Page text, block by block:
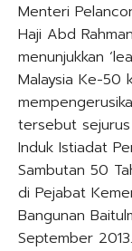
Menteri
Haji Abd
menunjukkan
Malaysia Ke-50
tersebut sejurus
Induk Istiadat
Sambutan 50
di Pejabat
Bangunan
September 2013.